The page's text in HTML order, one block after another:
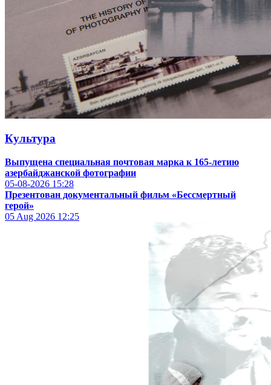
Культура
Выпущена специальная почтовая марка к 165-летию
азербайджанской фотографии
05-08-2026 15:28
Презентован документальный фильм «Бессмертный
герой»
05 Aug 2026 12:25